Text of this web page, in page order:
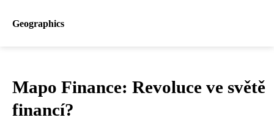
Geographics
Mapo Finance: Revoluce ve světě
financí?